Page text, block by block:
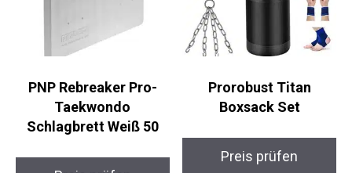
Taekwondo
Schlagbrett Weiß 50
Preis prüfen
Boxsack Set
Preis prüfen